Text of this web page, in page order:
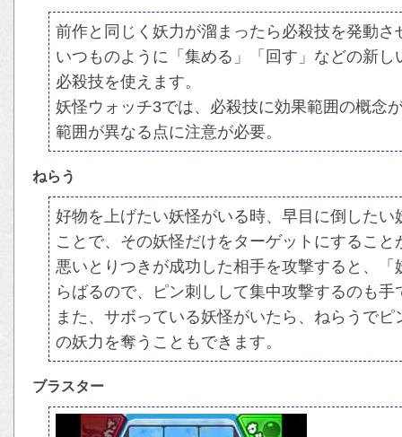
前作と同じく妖力が溜まったら必殺技を発動さ
いつものように「集める」「回す」などの新
必殺技を使えます。
妖怪ウォッチ3では、必殺技に効果範囲の概念
範囲が異なる点に注意が必要。
ねらう
好物を上げたい妖怪がいる時、早目に倒した
ことで、その妖怪だけをターゲットにすること
悪いとりつきが成功した相手を攻撃すると、
らばるので、ピン刺しして集中攻撃するのも手
また、サボっている妖怪がいたら、ねらうで
の妖力を奪うこともできます。
ブラスター